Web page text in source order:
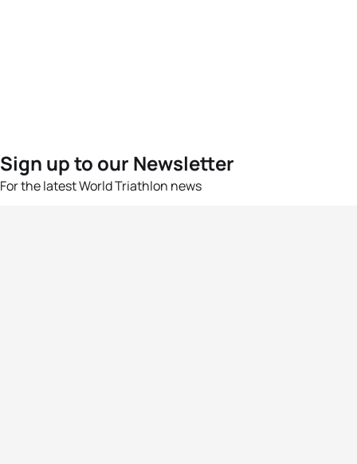
Sign up to our Newsletter
For the latest World Triathlon news